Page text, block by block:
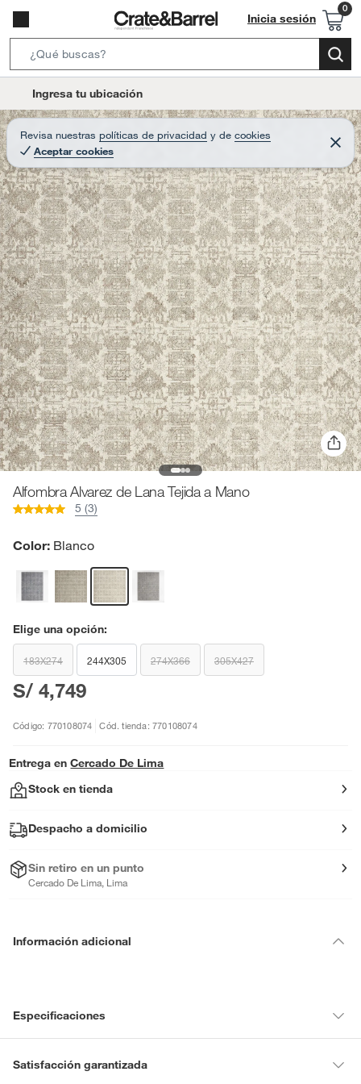
Inicia sesión
e
r
c
B
a
r
o
t
i
o
n
-
i
c
o
n
Ingresa tu ubicación
Revisa nuestras políticas de privacidad y de cookies
Aceptar cookies
C
e
r
a
r
Alfombra Alvarez de Lana Tejida a Mano
5 (3)
Color: Blanco
Elige una opción:
183X274 244X305 274X366 305X427
S/ 4,749
Código: 770108074 Cód. tienda: 770108074
Entrega en Cercado De Lima
Stock en tienda
Despacho a domicilio
Sin retiro en un punto
Cercado De Lima, Lima
Información adicional
Especificaciones
Condicion del
Satisfacción garantizada